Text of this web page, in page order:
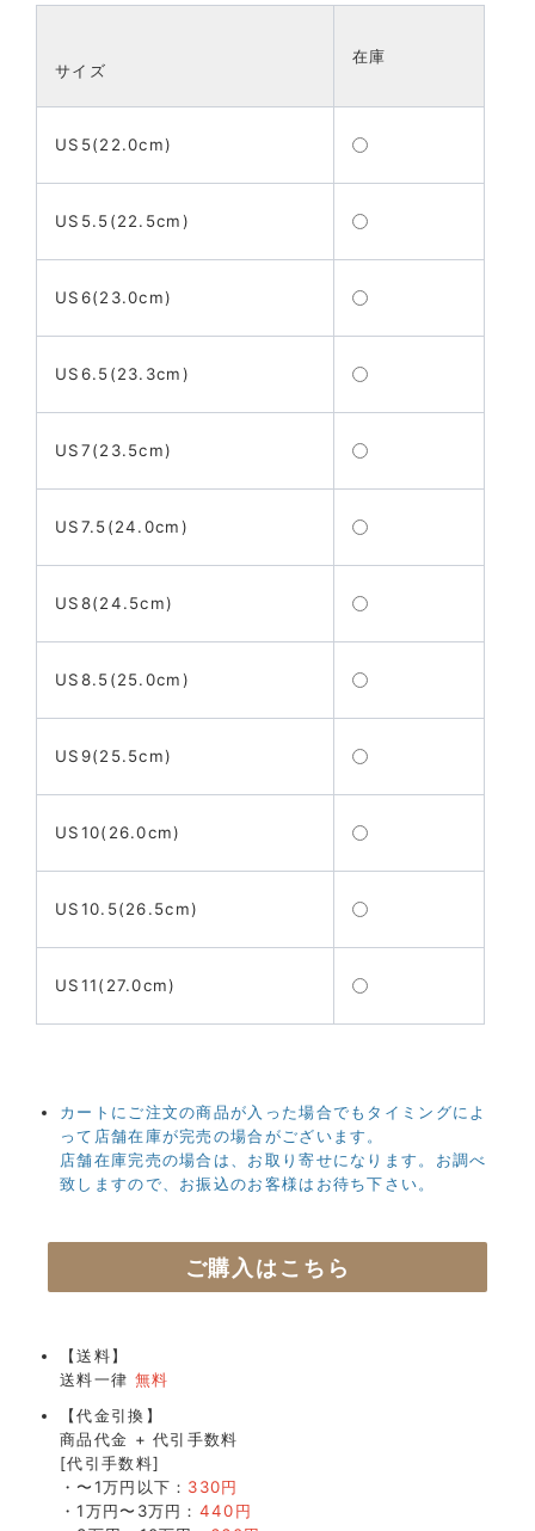
サイズ
在庫
US5(22.0cm)
US5.5(22.5cm)
US6(23.0cm)
US6.5(23.3cm)
US7(23.5cm)
US7.5(24.0cm)
US8(24.5cm)
US8.5(25.0cm)
US9(25.5cm)
US10(26.0cm)
US10.5(26.5cm)
US11(27.0cm)
カートにご注文の商品が入った場合でもタイミングによ
って店舗在庫が完売の場合がございます。
店舗在庫完売の場合は、お取り寄せになります。お調べ
致しますので、お振込のお客様はお待ち下さい。
ご購入はこちら
【送料】
送料一律 無料
【代金引換】
商品代金 + 代引手数料
[代引手数料]
・〜1万円以下： 330円
・1万円〜3万円： 440円